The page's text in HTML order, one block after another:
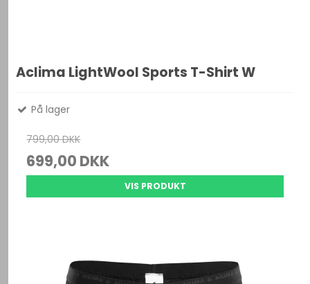
Aclima LightWool Sports T-Shirt W
På lager
799,00 DKK
699,00 DKK
VIS PRODUKT